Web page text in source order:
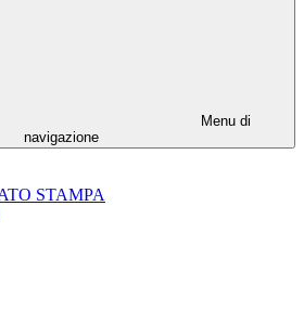
Menu di
navigazione
STAMPA